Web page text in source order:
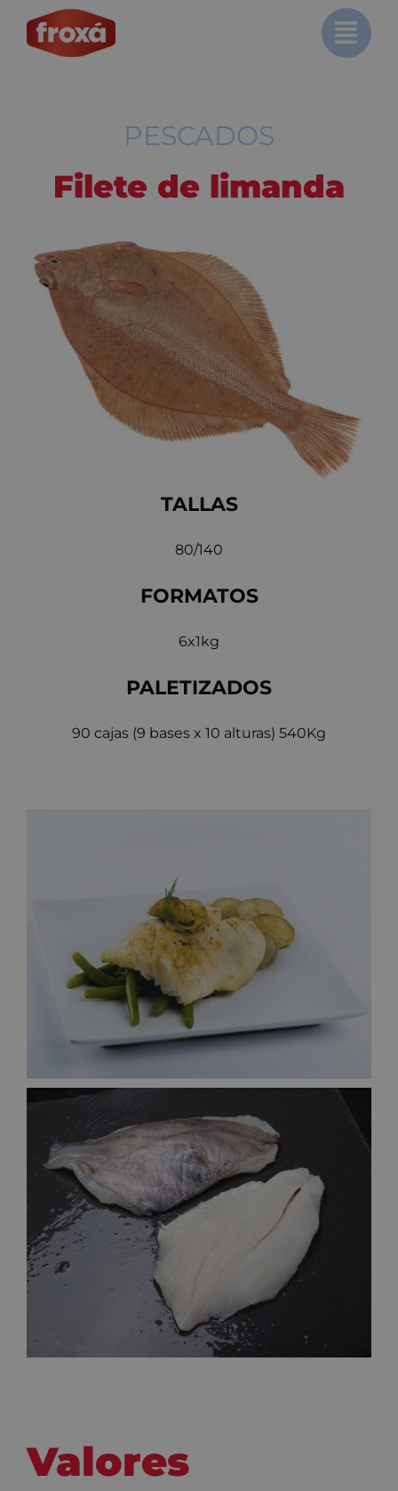
PESCADOS
Filete de limanda
TALLAS
80/140
FORMATOS
6x1kg
PALETIZADOS
90 cajas (9 bases x 10 alturas) 540Kg
Valores